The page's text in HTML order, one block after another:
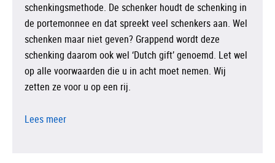
schenkingsmethode. De schenker houdt de schenking in
de portemonnee en dat spreekt veel schenkers aan. Wel
schenken maar niet geven? Grappend wordt deze
schenking daarom ook wel ‘Dutch gift’ genoemd. Let wel
op alle voorwaarden die u in acht moet nemen. Wij
zetten ze voor u op een rij.
Lees meer